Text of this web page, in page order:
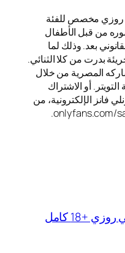
روزي مخصص للفئة
من قبل الأطفال
بعد. وذلك لما
بدرت من كلا الثنائي.
المصرية من خلال
أو الاشتراك
فانز الإلكترونية، من